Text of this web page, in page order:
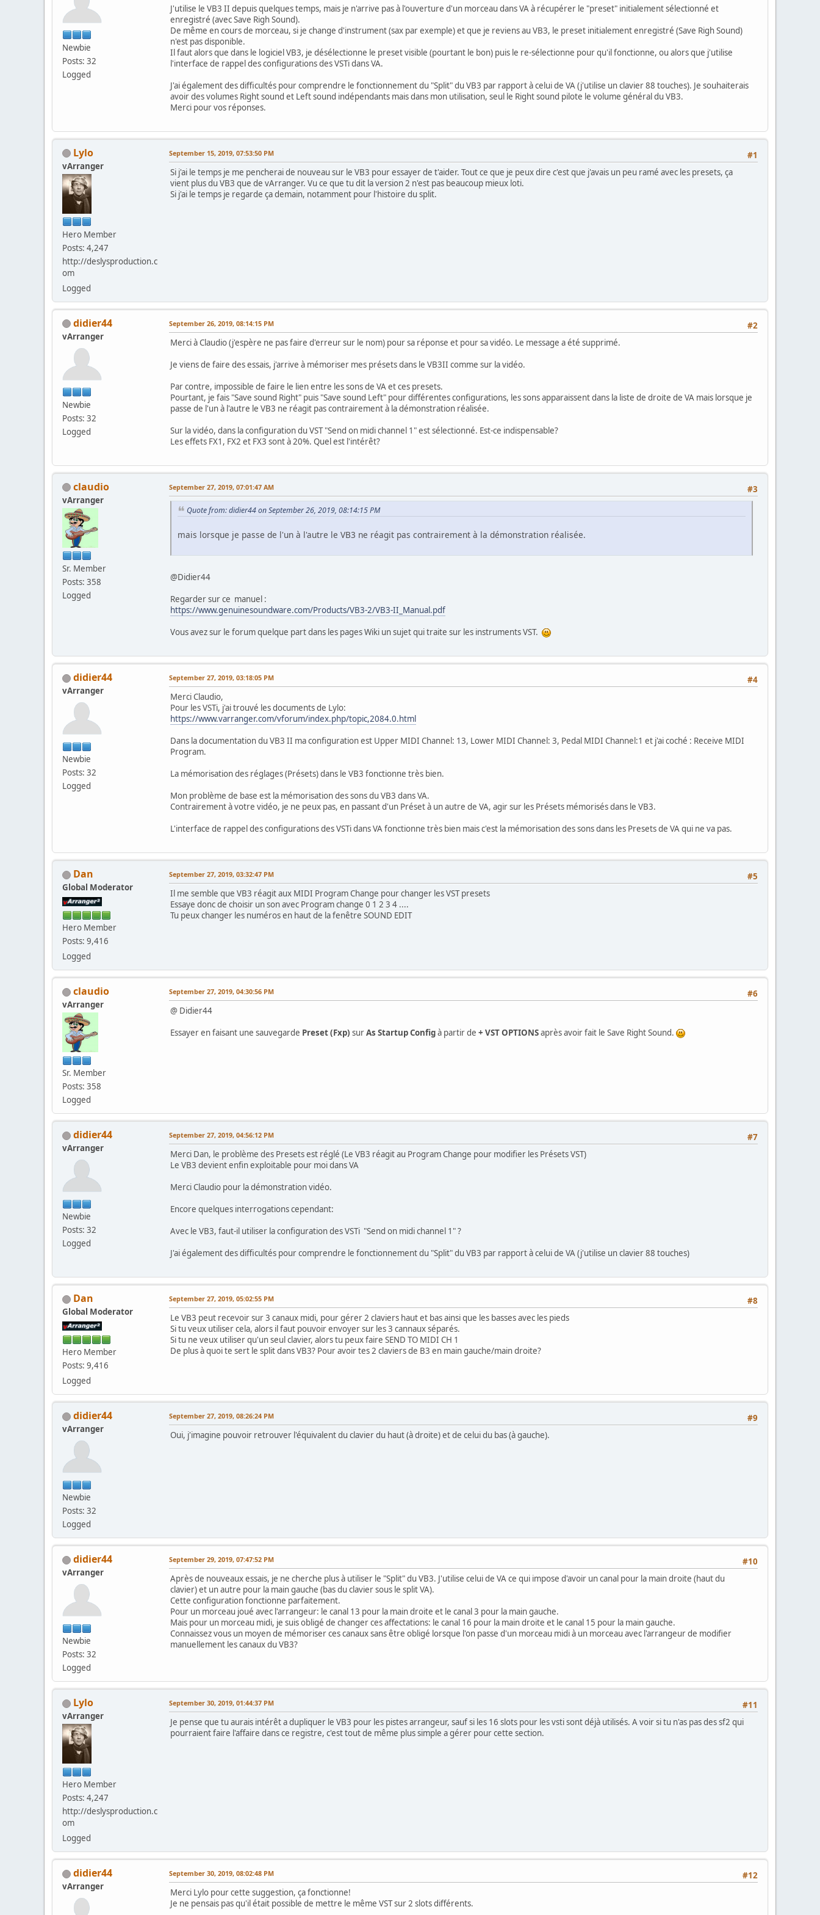
Newbie
Posts: 32
Logged
J'utilise le VB3 II depuis quelques temps, mais je n'arrive pas à l'ouverture d'un morceau dans VA à récupérer le "preset" initialement sélectionné et
enregistré (avec Save Righ Sound).
De même en cours de morceau, si je change d'instrument (sax par exemple) et que je reviens au VB3, le preset initialement enregistré (Save Righ Sound)
n'est pas disponible.
Il faut alors que dans le logiciel VB3, je désélectionne le preset visible (pourtant le bon) puis le re-sélectionne pour qu'il fonctionne, ou alors que j'utilise
l'interface de rappel des configurations des VSTi dans VA.
J'ai également des difficultés pour comprendre le fonctionnement du "Split" du VB3 par rapport à celui de VA (j'utilise un clavier 88 touches). Je souhaiterais
avoir des volumes Right sound et Left sound indépendants mais dans mon utilisation, seul le Right sound pilote le volume général du VB3.
Merci pour vos réponses.
Lylo
vArranger
Hero Member
Posts: 4,247
http://deslysproduction.c
om
Logged
#1
September 15, 2019, 07:53:50 PM
Si j'ai le temps je me pencherai de nouveau sur le VB3 pour essayer de t'aider. Tout ce que je peux dire c'est que j'avais un peu ramé avec les presets, ça
vient plus du VB3 que de vArranger. Vu ce que tu dit la version 2 n'est pas beaucoup mieux loti.
Si j'ai le temps je regarde ça demain, notamment pour l'histoire du split.
didier44
vArranger
Newbie
Posts: 32
Logged
#2
September 26, 2019, 08:14:15 PM
Merci à Claudio (j'espère ne pas faire d'erreur sur le nom) pour sa réponse et pour sa vidéo. Le message a été supprimé.
Je viens de faire des essais, j'arrive à mémoriser mes présets dans le VB3II comme sur la vidéo.
Par contre, impossible de faire le lien entre les sons de VA et ces presets.
Pourtant, je fais "Save sound Right" puis "Save sound Left" pour différentes configurations, les sons apparaissent dans la liste de droite de VA mais lorsque je
passe de l'un à l'autre le VB3 ne réagit pas contrairement à la démonstration réalisée.
Sur la vidéo, dans la configuration du VST "Send on midi channel 1" est sélectionné. Est-ce indispensable?
Les effets FX1, FX2 et FX3 sont à 20%. Quel est l'intérêt?
claudio
vArranger
Sr. Member
Posts: 358
Logged
#3
September 27, 2019, 07:01:47 AM
Quote from: didier44 on September 26, 2019, 08:14:15 PM
mais lorsque je passe de l'un à l'autre le VB3 ne réagit pas contrairement à la démonstration réalisée.
@Didier44
Regarder sur ce manuel :
https://www.genuinesoundware.com/Products/VB3-2/VB3-II_Manual.pdf
Vous avez sur le forum quelque part dans les pages Wiki un sujet qui traite sur les instruments VST.
didier44
vArranger
Newbie
Posts: 32
Logged
#4
September 27, 2019, 03:18:05 PM
Merci Claudio,
Pour les VSTi, j'ai trouvé les documents de Lylo:
https://www.varranger.com/vforum/index.php/topic,2084.0.html
Dans la documentation du VB3 II ma configuration est Upper MIDI Channel: 13, Lower MIDI Channel: 3, Pedal MIDI Channel:1 et j'ai coché : Receive MIDI
Program.
La mémorisation des réglages (Présets) dans le VB3 fonctionne très bien.
Mon problème de base est la mémorisation des sons du VB3 dans VA.
Contrairement à votre vidéo, je ne peux pas, en passant d'un Préset à un autre de VA, agir sur les Présets mémorisés dans le VB3.
L'interface de rappel des configurations des VSTi dans VA fonctionne très bien mais c'est la mémorisation des sons dans les Presets de VA qui ne va pas.
Dan
Global Moderator
Hero Member
Posts: 9,416
Logged
#5
September 27, 2019, 03:32:47 PM
Il me semble que VB3 réagit aux MIDI Program Change pour changer les VST presets
Essaye donc de choisir un son avec Program change 0 1 2 3 4 ....
Tu peux changer les numéros en haut de la fenêtre SOUND EDIT
claudio
vArranger
Sr. Member
Posts: 358
Logged
#6
September 27, 2019, 04:30:56 PM
@ Didier44
Essayer en faisant une sauvegarde Preset (Fxp) surAs Startup Configà partir de + VST OPTIONSaprès avoir fait le Save Right Sound.
didier44
vArranger
Newbie
Posts: 32
Logged
#7
September 27, 2019, 04:56:12 PM
Merci Dan, le problème des Presets est réglé (Le VB3 réagit au Program Change pour modifier les Présets VST)
Le VB3 devient enfin exploitable pour moi dans VA
Merci Claudio pour la démonstration vidéo.
Encore quelques interrogations cependant:
Avec le VB3, faut-il utiliser la configuration des VSTi "Send on midi channel 1" ?
J'ai également des difficultés pour comprendre le fonctionnement du "Split" du VB3 par rapport à celui de VA (j'utilise un clavier 88 touches)
Dan
Global Moderator
Hero Member
Posts: 9,416
Logged
#8
September 27, 2019, 05:02:55 PM
Le VB3 peut recevoir sur 3 canaux midi, pour gérer 2 claviers haut et bas ainsi que les basses avec les pieds
Si tu veux utiliser cela, alors il faut pouvoir envoyer sur les 3 cannaux séparés.
Si tu ne veux utiliser qu'un seul clavier, alors tu peux faire SEND TO MIDI CH 1
De plus à quoi te sert le split dans VB3? Pour avoir tes 2 claviers de B3 en main gauche/main droite?
didier44
vArranger
Newbie
Posts: 32
Logged
#9
September 27, 2019, 08:26:24 PM
Oui, j'imagine pouvoir retrouver l'équivalent du clavier du haut (à droite) et de celui du bas (à gauche).
didier44
vArranger
Newbie
Posts: 32
Logged
#10
September 29, 2019, 07:47:52 PM
Après de nouveaux essais, je ne cherche plus à utiliser le "Split" du VB3. J'utilise celui de VA ce qui impose d'avoir un canal pour la main droite (haut du
clavier) et un autre pour la main gauche (bas du clavier sous le split VA).
Cette configuration fonctionne parfaitement.
Pour un morceau joué avec l'arrangeur: le canal 13 pour la main droite et le canal 3 pour la main gauche.
Mais pour un morceau midi, je suis obligé de changer ces affectations: le canal 16 pour la main droite et le canal 15 pour la main gauche.
Connaissez vous un moyen de mémoriser ces canaux sans être obligé lorsque l'on passe d'un morceau midi à un morceau avec l'arrangeur de modifier
manuellement les canaux du VB3?
Lylo
vArranger
Hero Member
Posts: 4,247
http://deslysproduction.c
om
Logged
#11
September 30, 2019, 01:44:37 PM
Je pense que tu aurais intérêt a dupliquer le VB3 pour les pistes arrangeur, sauf si les 16 slots pour les vsti sont déjà utilisés. A voir si tu n'as pas des sf2 qui
pourraient faire l'affaire dans ce registre, c'est tout de même plus simple a gérer pour cette section.
didier44
vArranger
#12
September 30, 2019, 08:02:48 PM
Merci Lylo pour cette suggestion, ça fonctionne!
Je ne pensais pas qu'il était possible de mettre le même VST sur 2 slots différents.